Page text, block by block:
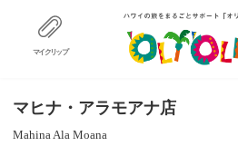
マイクリップ
マヒナ・アラモアナ店
Mahina Ala Moana